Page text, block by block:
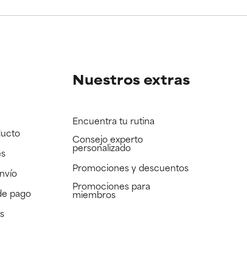
pago
Nuestros extras
Encuentra tu rutina
Consejo experto
personalizado
Promociones y descuentos​
Promociones para
miembros